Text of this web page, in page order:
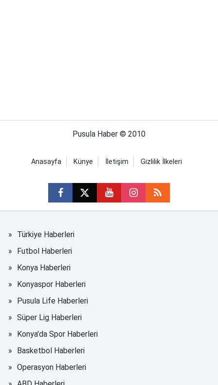
Pusula Haber © 2010
Anasayfa Künye İletişim Gizlilik İlkeleri
Türkiye Haberleri
Futbol Haberleri
Konya Haberleri
Konyaspor Haberleri
Pusula Life Haberleri
Süper Lig Haberleri
Konya'da Spor Haberleri
Basketbol Haberleri
Operasyon Haberleri